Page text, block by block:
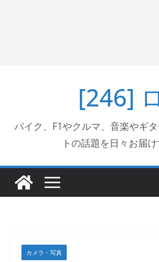
[246]
バイク、F1やクルマ、音楽やギ
トの話題を日々お届
カメラ・写真